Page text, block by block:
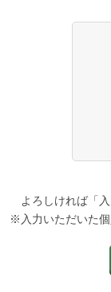
よろしければ「
※入力いただいた個